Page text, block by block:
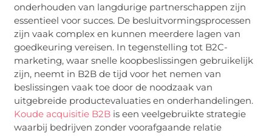
onderhouden van langdurige partnerschappen zijn
essentieel voor succes. De besluitvormingsprocessen
zijn vaak complex en kunnen meerdere lagen van
goedkeuring vereisen. In tegenstelling tot B2C-
marketing, waar snelle koopbeslissingen gebruikelijk
zijn, neemt in B2B de tijd voor het nemen van
beslissingen vaak toe door de noodzaak van
uitgebreide productevaluaties en onderhandelingen.
Koude acquisitie B2B is een veelgebruikte strategie
waarbij bedrijven zonder voorafgaande relatie